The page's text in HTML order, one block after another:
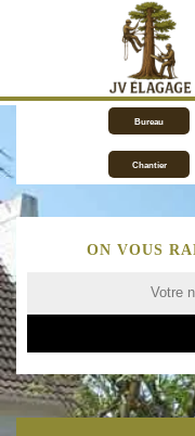
Bureau
Chantier
ON VOUS